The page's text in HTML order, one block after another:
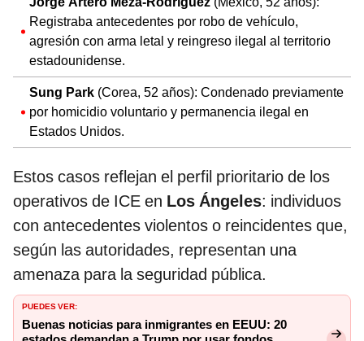
Registraba antecedentes por robo de vehículo,
agresión con arma letal y reingreso ilegal al territorio
estadounidense.
Sung Park (Corea, 52 años): Condenado previamente
por homicidio voluntario y permanencia ilegal en
Estados Unidos.
Estos casos reflejan el perfil prioritario de los
operativos de ICE en Los Ángeles: individuos
con antecedentes violentos o reincidentes que,
según las autoridades, representan una
amenaza para la seguridad pública.
PUEDES VER:
Buenas noticias para inmigrantes en EEUU: 20